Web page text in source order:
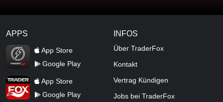
APPS
TraderFox Flash
App Store
Google Play
TraderFox AppApp Store
Google Play
INFOS
Über TraderFox
Kontakt
Vertrag Kündigen
Jobs bei TraderFox